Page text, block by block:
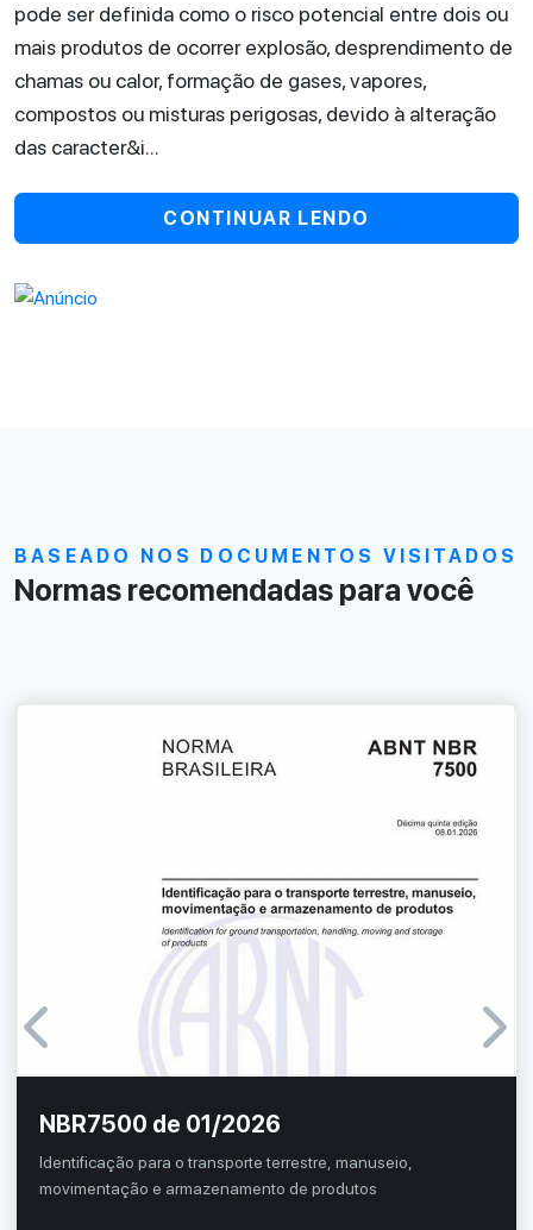
pode ser definida como o risco potencial entre dois ou
mais produtos de ocorrer explosão, desprendimento de
chamas ou calor, formação de gases, vapores,
compostos ou misturas perigosas, devido à alteração
das caracter&i...
CONTINUAR LENDO
BASEADO NOS DOCUMENTOS VISITADOS
Normas recomendadas para você
NBR7500 de 01/2026
Identificação para o transporte terrestre, manuseio,
movimentação e armazenamento de produtos